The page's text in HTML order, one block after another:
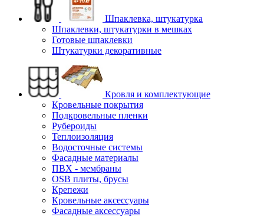
Шпаклевка, штукатурка
Шпаклевки, штукатурки в мешках
Готовые шпаклевки
Штукатурки декоративные
Кровля и комплектующие
Кровельные покрытия
Подкровельные пленки
Рубероиды
Теплоизоляция
Водосточные системы
Фасадные материалы
ПВХ - мембраны
OSB плиты, брусы
Крепежи
Кровельные аксессуары
Фасадные аксессуары